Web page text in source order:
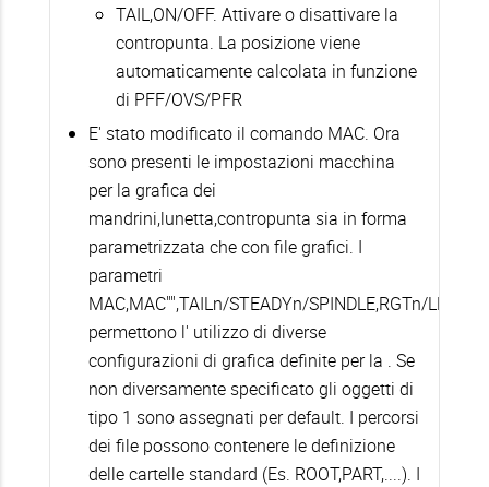
TAIL,ON/OFF. Attivare o disattivare la
contropunta. La posizione viene
automaticamente calcolata in funzione
di PFF/OVS/PFR
E' stato modificato il comando MAC. Ora
sono presenti le impostazioni macchina
per la grafica dei
mandrini,lunetta,contropunta sia in forma
parametrizzata che con file grafici. I
parametri
MAC,MAC"",TAILn/STEADYn/SPINDLE,RGTn/LFTn
permettono l' utilizzo di diverse
configurazioni di grafica definite per la . Se
non diversamente specificato gli oggetti di
tipo 1 sono assegnati per default. I percorsi
dei file possono contenere le definizione
delle cartelle standard (Es. ROOT,PART,....). I